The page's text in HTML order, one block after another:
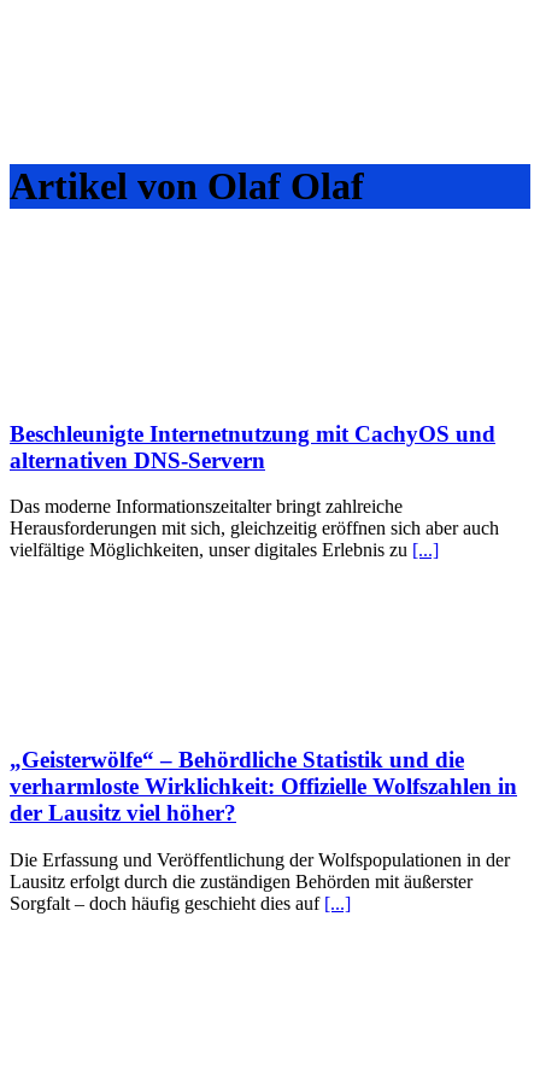
Artikel von Olaf Olaf
Beschleunigte Internetnutzung mit CachyOS und
alternativen DNS-Servern
Das moderne Informationszeitalter bringt zahlreiche
Herausforderungen mit sich, gleichzeitig eröffnen sich aber auch
vielfältige Möglichkeiten, unser digitales Erlebnis zu [...]
„Geisterwölfe“ – Behördliche Statistik und die
verharmloste Wirklichkeit: Offizielle Wolfszahlen in
der Lausitz viel höher?
Die Erfassung und Veröffentlichung der Wolfspopulationen in der
Lausitz erfolgt durch die zuständigen Behörden mit äußerster
Sorgfalt – doch häufig geschieht dies auf [...]